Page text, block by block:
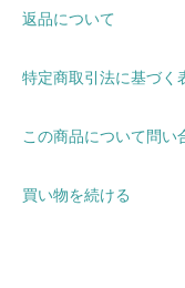
返品について
特定商取引法に基づく
この商品について問い
買い物を続ける